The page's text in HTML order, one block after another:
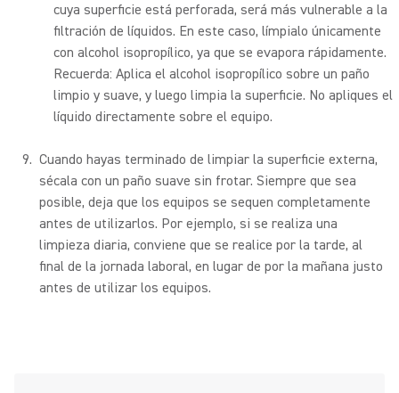
cuya superficie está perforada, será más vulnerable a la
filtración de líquidos. En este caso, límpialo únicamente
con alcohol isopropílico, ya que se evapora rápidamente.
Recuerda: Aplica el alcohol isopropílico sobre un paño
limpio y suave, y luego limpia la superficie. No apliques el
líquido directamente sobre el equipo.
Cuando hayas terminado de limpiar la superficie externa,
sécala con un paño suave sin frotar. Siempre que sea
posible, deja que los equipos se sequen completamente
antes de utilizarlos. Por ejemplo, si se realiza una
limpieza diaria, conviene que se realice por la tarde, al
final de la jornada laboral, en lugar de por la mañana justo
antes de utilizar los equipos.